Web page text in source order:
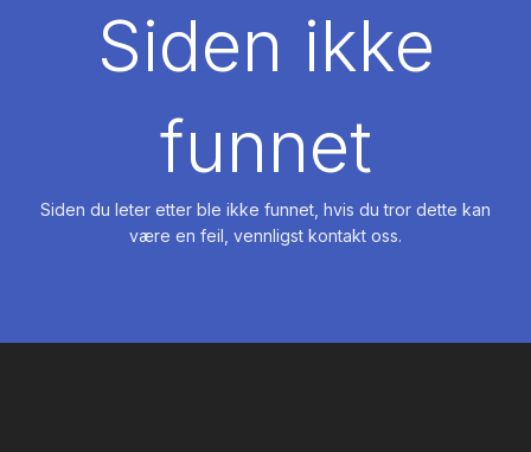
Siden ikke
funnet
Siden du leter etter ble ikke funnet, hvis du tror dette kan
være en feil, vennligst kontakt oss.